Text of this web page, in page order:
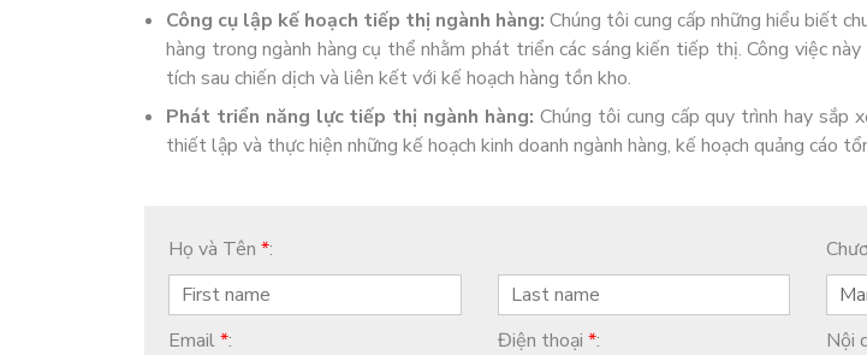
Công cụ lập kế hoạch tiếp thị ngành hàng: Chúng tôi cung cấp những hiểu biết
hàng trong ngành hàng cụ thể nhằm phát triển các sáng kiến tiếp thị. Công việc
tích sau chiến dịch và liên kết với kế hoạch hàng tồn kho.
Phát triển năng lực tiếp thị ngành hàng: Chúng tôi cung cấp quy trình hay sắp
thiết lập và thực hiện những kế hoạch kinh doanh ngành hàng, kế hoạch quảng cáo
Họ và Tên *:
Email*: Điện thoại *:
Nội